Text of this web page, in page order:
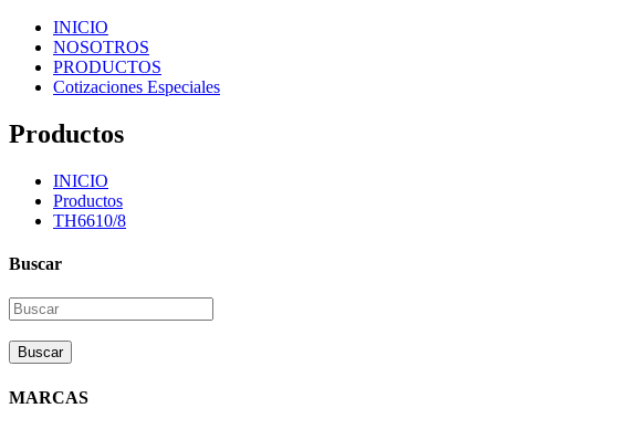
INICIO
NOSOTROS
PRODUCTOS
Cotizaciones Especiales
Productos
INICIO
Productos
TH6610/8
Buscar
Buscar
MARCAS